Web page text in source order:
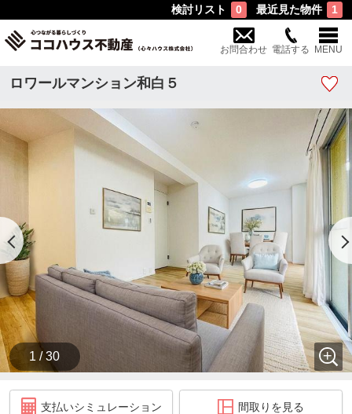
検討リスト 0 最近見た物件 1
お問合わせ 電話する MENU
ロワールマンション和白５
1 / 30
支払いシミュレーション 間取りを見る